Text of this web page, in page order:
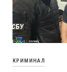
КРИМИНАЛ